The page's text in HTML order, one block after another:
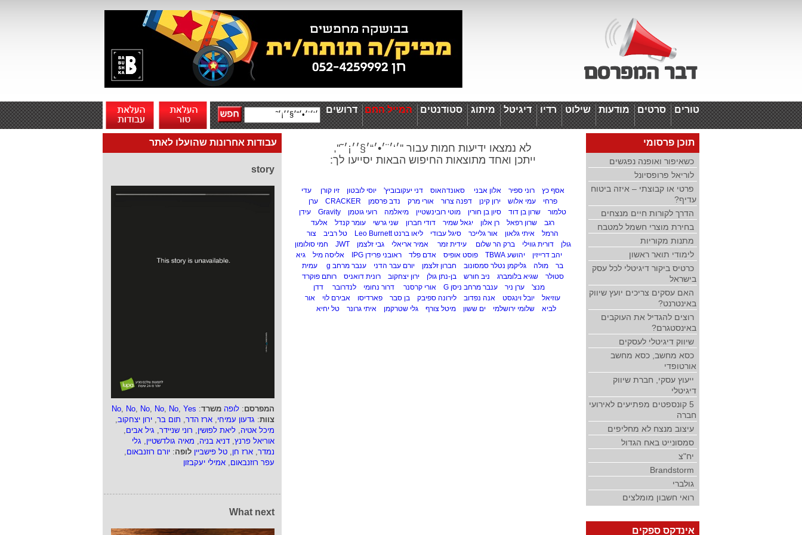
טורים סרטים מודעות שילוט רדיו דיגיטל מיתוג סטודנטים המייל החם דרושים
עבודות אחרונות שהועלו לאתר
story
המפרסם: לופה משרד:
No, No, No, No, No, Yes
צוות: גדעון עמיחי, ארז הדר, תום בר, ירון יצחקוב,
מיכל אטיה, ליאת לפושין, רוני שניידר, גיל אבים,
אוריאל פרנץ, דניא בניה, מאיה גולדשטיין, גלי
נמדר, ארז חן, טל פישביין לופה: יורם רוזנבאום,
עפר רוזנבאום, אמילי יעקבזון
What next
לא נמצאו ידיעות חמות עבור ''׳‘׳¨׳•׳“׳§׳׳¡׳˜'',
ייתכן ואחד מתוצאות החיפוש הבאות יסייעו לך:
אסף כץ רוני ספיר אלון אבני סאונדהאוס דני יעקובוביץ' יוסי לובטון זיו קורן
עדי
פרחי
עמי אלוש ירון קינן דפנה צרור אורי מרק נדב פרסמן CRACKER
ערן
טלמור
שרון בן דוד סיון בן חורין מוטי רובינשטיין מיאלמה רועי גוטמן Gravity
עידן
רגב
שרון רפאל רן אלון יגאל שמיר דודי חברון שני גרשי עומר קנדל
אלעד
הרמל
איתי גלאון אור גלייכר סיגל עבודי ליאו ברנט Leo Burnett טל רביב
צור
גולן
דורית גווילי ברק הר שלום עידית זמר אמיר אריאלי גבי זלצמן JWT
חמי סולומון
יהב דרייזין
יהושע TBWA פוסט אופיס אדם פלד ראובני פרידן IPG אליסה מיל
גיא
בר
מולה גליקמן נטלר סמסונוב חברון זלצמן יורם עבר הדני ענבר מרחב g
עמית
סטולר
שגיא בלומברג ניב חורש בן-נתן גולן ירון יצחקוב רונית דואניס
רותם פוקרד
מנצ'
ערן ניר ענבר מרחב ניסן G אורי קרסנר דרור נחומי לנדרובר
דדן
עוזיאל
יובל וינגסט אנה נפדוב לירונה ספיבק בן סבר פארדיסו אבירם לוי
אור
לביא
שלומי ירושלמי ים ששון מיטל צורף גלי שטרקמן איתי גרונר טל יחיא
תוכן פרסומי
כשאיפור ואופנה נפגשים
לוריאל פרופסיונל
פרטי או קבוצתי – איזה ביטוח
עדיף?
הדרך לקורות חיים מנצחים
בחירת מוצרי חשמל למטבח
מתנות מקוריות
לימודי תואר ראשון
כרטיס ביקור דיגיטלי לכל עסק
בישראל
האם עסקים צריכים יועץ שיווק
באינטרנט?
רוצים להגדיל את העוקבים
באינסטגרם?
שיווק דיגיטלי לעסקים
כסא מחשב, כסא מחשב
אורטופדי
ייעוץ עסקי, חברת שיווק
דיגיטלי
5 קונספטים מפתיעים לאירועי
חברה
עיצוב מנצח לא מחליפים
סמסונייט באח הגדול
יח"צ
Brandstorm
גולברי
רואי חשבון מומלצים
אינדקס ספקים